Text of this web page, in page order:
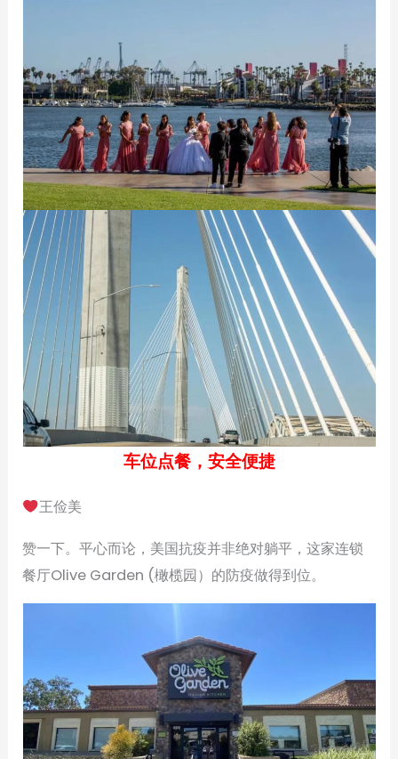
车位点餐，安全便捷
王俭美
赞一下。平心而论，美国抗疫并非绝对躺平，这家连锁
餐厅Olive Garden (橄榄园）的防疫做得到位。